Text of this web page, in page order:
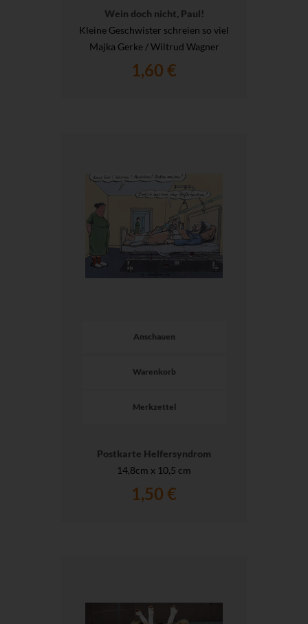
Wein doch nicht, Paul!
Kleine Geschwister schreien so viel
Majka Gerke / Wiltrud Wagner
1,60 €
Anschauen
Warenkorb
Merkzettel
Postkarte Helfersyndrom
14,8cm x 10,5 cm
1,50 €